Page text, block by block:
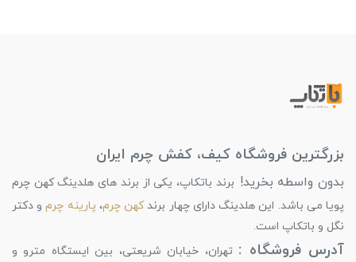
بزرگترین فروشگاه کیف، کفش چرم ایران
بدون واسطه بخرید! برند باتکاپ، یکی از برند های هلدینگ کهن چرم
پویا می باشد. این هلدینگ دارای چهار برندکهن چرم، پارینه چرمو دکتر
نگل و باتکاپ است.
آدرس فروشگاه : تهران، خیابان شریعتی، بین ایستگاه مترو و